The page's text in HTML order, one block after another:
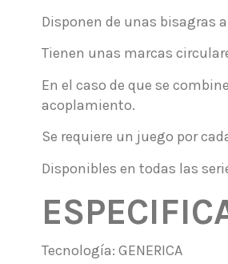
Disponen de unas bisagras
Tienen unas marcas
En el caso de que se
acoplamiento.
Se requiere un juego por
Disponibles en todas las
Tecnología: GENERICA